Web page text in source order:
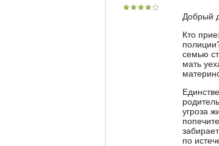
Добрый
Кто
семью
мать
угроза
по